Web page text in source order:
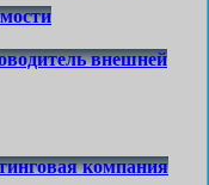
внешней
компания